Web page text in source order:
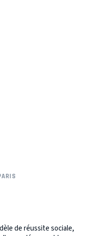
de réussite sociale,